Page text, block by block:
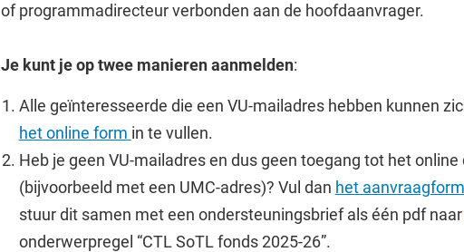
of programmadirecteur verbonden aan de hoofdaanvrager.
Je kunt je op twee manieren aanmelden:
Alle geïnteresseerde die een VU-mailadres hebben kunnen
het online form in te vullen.
Heb je geen VU-mailadres en dus geen toegang tot het online
(bijvoorbeeld met een UMC-adres)? Vul dan het
stuur dit samen met een ondersteuningsbrief als één pdf naar
onderwerpregel “CTL SoTL fonds 2025-26”.